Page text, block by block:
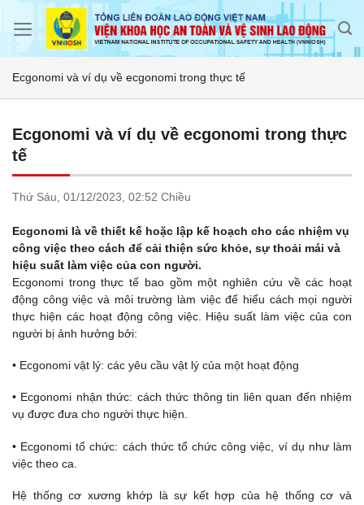
Ecgonomi và ví dụ về ecgonomi trong thực tế
Ecgonomi và ví dụ về ecgonomi trong thực
tế
Thứ Sáu, 01/12/2023, 02:52 Chiều
Ecgonomi là về thiết kế hoặc lập kế hoạch cho các nhiệm vụ
công việc theo cách để cải thiện sức khỏe, sự thoải mái và
hiệu suất làm việc của con người.
Ecgonomi trong thực tế bao gồm một nghiên cứu về các hoạt
động công việc và môi trường làm việc để hiểu cách mọi người
thực hiện các hoạt động công việc. Hiệu suất làm việc của con
người bị ảnh hưởng bởi:
• Ecgonomi vật lý: các yêu cầu vật lý của một hoạt động
• Ecgonomi nhận thức: cách thức thông tin liên quan đến nhiệm
vụ được đưa cho người thực hiện.
• Ecgonomi tổ chức: cách thức tổ chức công việc, ví dụ như làm
việc theo ca.
Hệ thống cơ xương khớp là sự kết hợp của hệ thống cơ và